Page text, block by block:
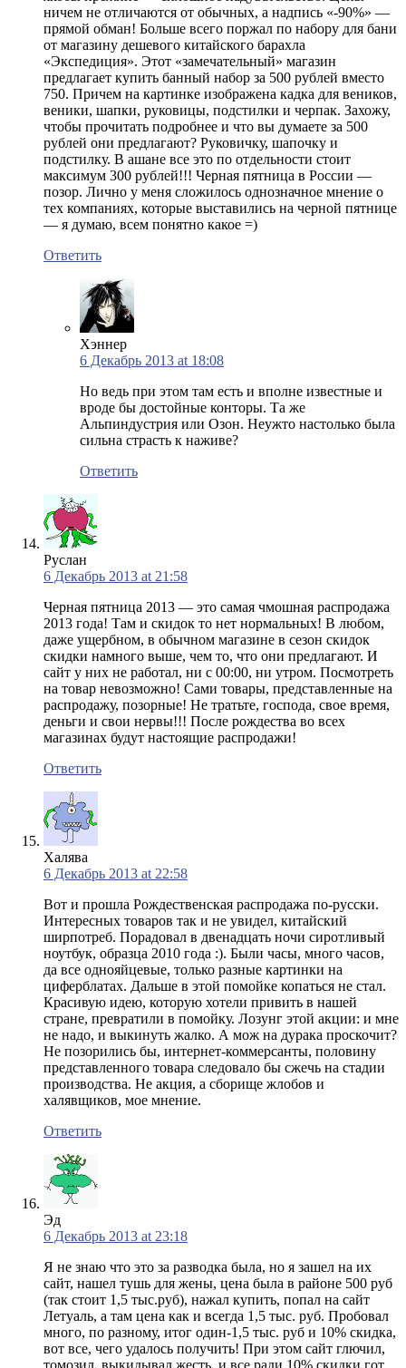
ничем не отличаются от обычных, а надпись «-90%» —
прямой обман! Больше всего поржал по набору для бани
от магазину дешевого китайского барахла
«Экспедиция». Этот «замечательный» магазин
предлагает купить банный набор за 500 рублей вместо
750. Причем на картинке изображена кадка для веников,
веники, шапки, руковицы, подстилки и черпак. Захожу,
чтобы прочитать подробнее и что вы думаете за 500
рублей они предлагают? Руковичку, шапочку и
подстилку. В ашане все это по отдельности стоит
максимум 300 рублей!!! Черная пятница в России —
позор. Лично у меня сложилось однозначное мнение о
тех компаниях, которые выставились на черной пятнице
— я думаю, всем понятно какое =)
Ответить
Хэннер
6 Декабрь 2013 at 18:08
Но ведь при этом там есть и вполне известные и
вроде бы достойные конторы. Та же
Альпиндустрия или Озон. Неужто настолько была
сильна страсть к наживе?
Ответить
Руслан
6 Декабрь 2013 at 21:58
Черная пятница 2013 — это самая чмошная распродажа
2013 года! Там и скидок то нет нормальных! В любом,
даже ущербном, в обычном магазине в сезон скидок
скидки намного выше, чем то, что они предлагают. И
сайт у них не работал, ни с 00:00, ни утром. Посмотреть
на товар невозможно! Сами товары, представленные на
распродажу, позорные! Не тратьте, господа, свое время,
деньги и свои нервы!!! После рождества во всех
магазинах будут настоящие распродажи!
Ответить
Халява
6 Декабрь 2013 at 22:58
Вот и прошла Рождественская распродажа по-русски.
Интересных товаров так и не увидел, китайский
ширпотреб. Порадовал в двенадцать ночи сиротливый
ноутбук, образца 2010 года :). Были часы, много часов,
да все однояйцевые, только разные картинки на
циферблатах. Дальше в этой помойке копаться не стал.
Красивую идею, которую хотели привить в нашей
стране, превратили в помойку. Лозунг этой акции: и мне
не надо, и выкинуть жалко. А мож на дурака проскочит?
Не позорились бы, интернет-коммерсанты, половину
представленного товара следовало бы сжечь на стадии
производства. Не акция, а сборище жлобов и
халявщиков, мое мнение.
Ответить
Эд
6 Декабрь 2013 at 23:18
Я не знаю что это за разводка была, но я зашел на их
сайт, нашел тушь для жены, цена была в районе 500 руб
(так стоит 1,5 тыс.руб), нажал купить, попал на сайт
Летуаль, а там цена как и всегда 1,5 тыс. руб. Пробовал
много, по разному, итог один-1,5 тыс. руб и 10% скидка,
вот все, чего удалось получить! При этом сайт глючил,
томозил, выкидывал,жесть, и все ради 10% скидки гот